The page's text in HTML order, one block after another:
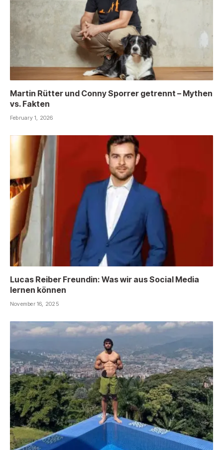
Martin Rütter und Conny Sporrer getrennt – Mythen
vs. Fakten
February 1, 2026
Lucas Reiber Freundin: Was wir aus Social Media
lernen können
November 16, 2025